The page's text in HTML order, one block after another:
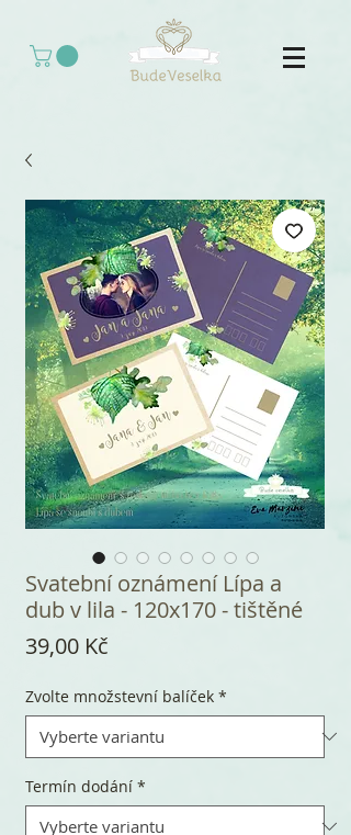
Svatební oznámení Lípa a
dub v lila - 120x170 - tištěné
39,00 Kč
Zvolte množstevní balíček *
Termín dodání *